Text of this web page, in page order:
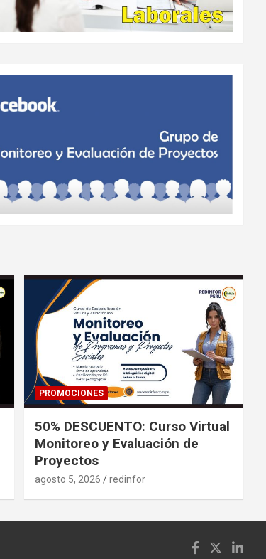
PROMOCIONES
50% DESCUENTO: Curso Virtual
Monitoreo y Evaluación de
Proyectos
agosto 5, 2026 redinfor